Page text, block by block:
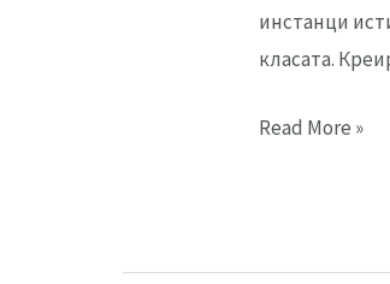
инстанци
класата.
01:
во
Read More »